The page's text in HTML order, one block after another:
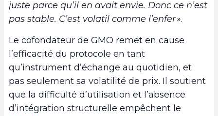
juste parce qu’il en avait envie. Donc ce n’est
pas stable. C’est volatil comme l’enfer ».
Le cofondateur de GMO remet en cause
l’efficacité du protocole en tant
qu’instrument d’échange au quotidien, et
pas seulement sa volatilité de prix. Il soutient
que la difficulté d’utilisation et l’absence
d’intégration structurelle empêchent le